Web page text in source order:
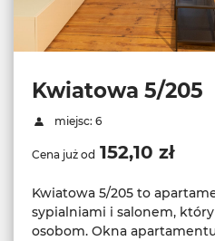
Kwiatowa 5/205
miejsc: 6
Cena już od 152,10 zł
Kwiatowa 5/205 to
sypialniami i salonem,
osobom. Okna